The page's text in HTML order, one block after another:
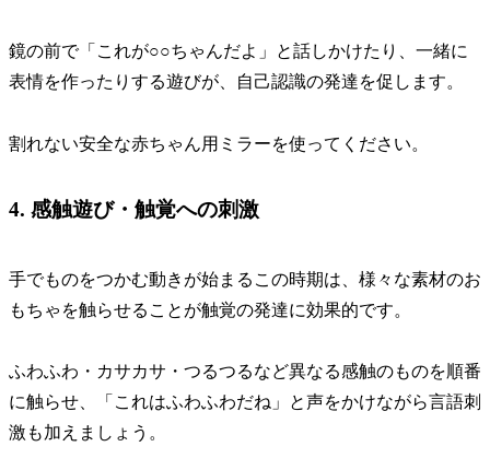
鏡の前で「これが○○ちゃんだよ」と話しかけたり、一緒に
表情を作ったりする遊びが、自己認識の発達を促します。
割れない安全な赤ちゃん用ミラーを使ってください。
4. 感触遊び・触覚への刺激
手でものをつかむ動きが始まるこの時期は、様々な素材のお
もちゃを触らせることが触覚の発達に効果的です。
ふわふわ・カサカサ・つるつるなど異なる感触のものを順番
に触らせ、「これはふわふわだね」と声をかけながら言語刺
激も加えましょう。